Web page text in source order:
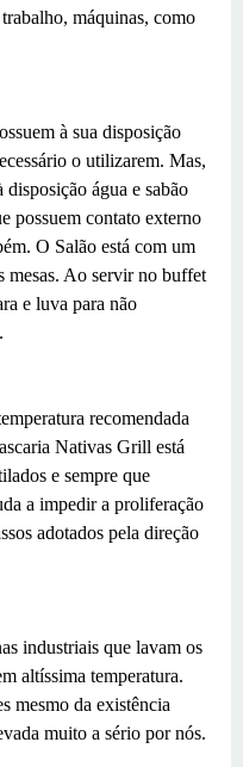
máquinas, como
à sua disposição
o utilizarem. Mas,
água e sabão
possuem contato externo
O Salão está com um
mesas. Ao servir no buffet
e luva para não
recomendada
Nativas Grill está
e sempre que
a impedir a proliferação
adotados pela direção
industriais que lavam os
altíssima temperatura.
mesmo da existência
muito a sério por nós.